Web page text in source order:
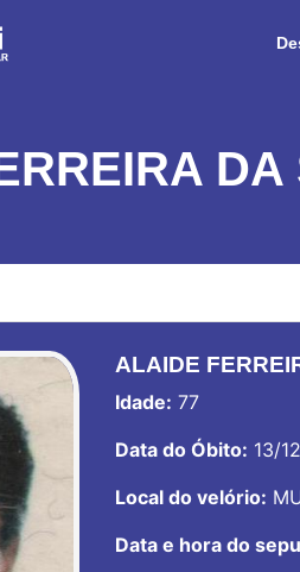
DA
ALAIDE
Idade: 77
Data do Óbito: 13/
Local do velório:
Data e hora do